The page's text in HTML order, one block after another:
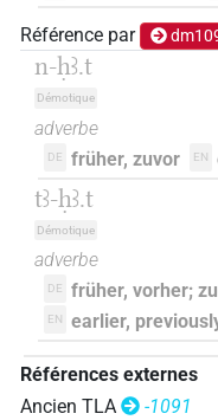
Référence par
n-ḥꜣ.t
Démotique
adverbe
DE früher, zuvor EN
tꜣ-ḥꜣ.t
Démotique
adverbe
DE früher, vorher;
EN earlier,
Références externes
Ancien TLA
-1091